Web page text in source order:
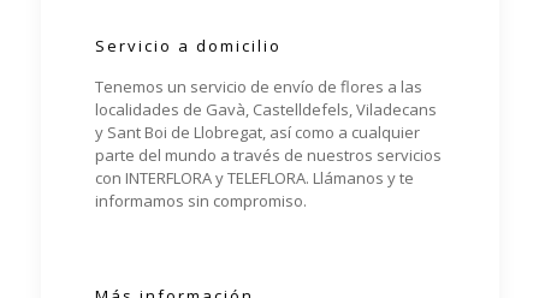
Servicio a domicilio
Tenemos un servicio de envío de flores a las
localidades de Gavà, Castelldefels, Viladecans
y Sant Boi de Llobregat, así como a cualquier
parte del mundo a través de nuestros servicios
con INTERFLORA y TELEFLORA. Llámanos y te
informamos sin compromiso.